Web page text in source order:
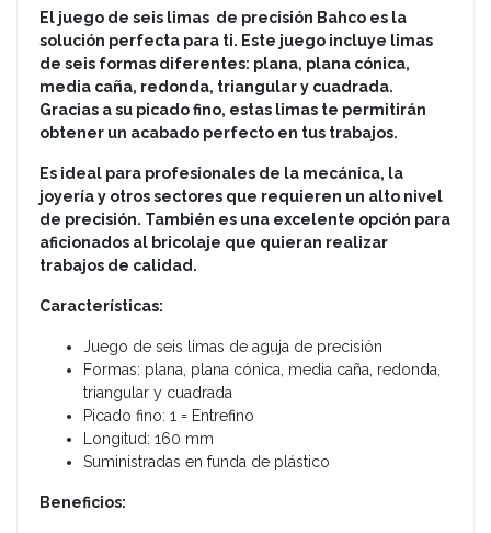
El juego de seis limas de precisión Bahco es la
solución perfecta para ti. Este juego incluye limas
de seis formas diferentes: plana, plana cónica,
media caña, redonda, triangular y cuadrada.
Gracias a su picado fino, estas limas te permitirán
obtener un acabado perfecto en tus trabajos.
Es ideal para profesionales de la mecánica, la
joyería y otros sectores que requieren un alto nivel
de precisión. También es una excelente opción para
aficionados al bricolaje que quieran realizar
trabajos de calidad.
Características:
Juego de seis limas de aguja de precisión
Formas: plana, plana cónica, media caña, redonda,
triangular y cuadrada
Picado fino: 1 = Entrefino
Longitud: 160 mm
Suministradas en funda de plástico
Beneficios: